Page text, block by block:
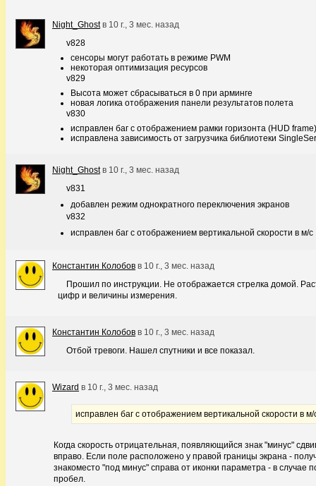
Night_Ghostв 10 г., 3 мес. назад
v828
сенсоры могут работать в режиме PWM
некоторая оптимизация ресурсов
v829
Высота может сбрасываться в 0 при арминге
новая логика отображения панели результатов полета
v830
исправлен баг с отображением рамки горизонта (HUD frame)
исправлена зависимость от загрузчика библиотеки
Night_Ghostв 10 г., 3 мес. назад
v831
добавлен режим однократного переключения экранов
v832
исправлен баг с отображением вертикальной скорости в м/с
Константин Колобов в 10 г., 3 мес. назад
Прошил по инструкции. Не отображается стрелка домой.
цифр и величины измерения.
Константин Колобов в 10 г., 3 мес. назад
Отбой тревоги. Нашел спутники и все показал.
Wizard в 10 г., 3 мес. назад
исправлен баг с отображением вертикальной скорости в м/
Когда скорость отрицательная, появляющийся знак "минус"
вправо. Если поле расположено у правой границы экрана -
знакоместо "под минус" справа от иконки параметра - в случае
пробел.